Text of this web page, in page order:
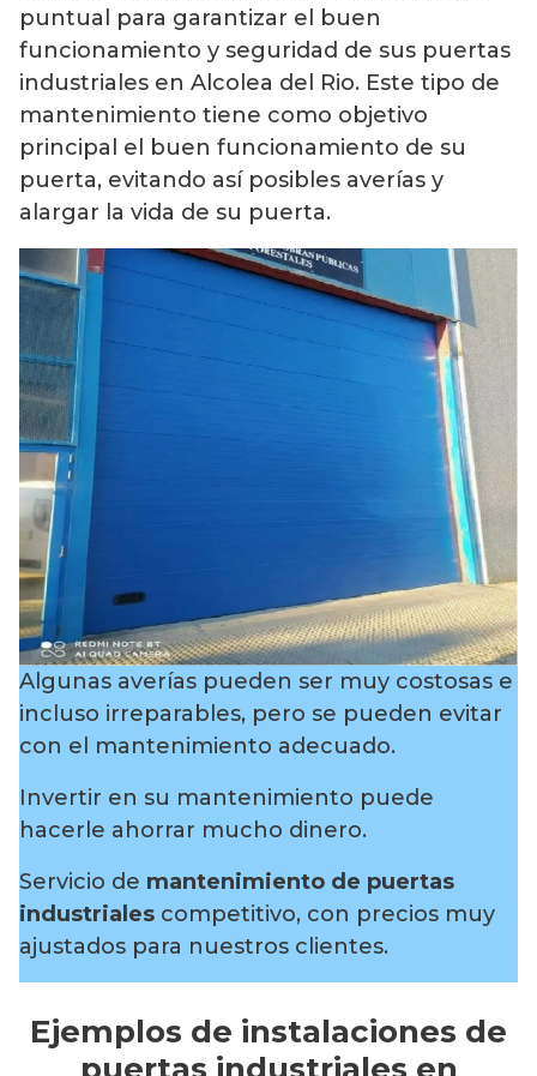
puntual para garantizar el buen
funcionamiento y seguridad de sus puertas
industriales en Alcolea del Rio. Este tipo de
mantenimiento tiene como objetivo
principal el buen funcionamiento de su
puerta, evitando así posibles averías y
alargar la vida de su puerta.
Algunas averías pueden ser muy costosas e
incluso irreparables, pero se pueden evitar
con el mantenimiento adecuado.
Invertir en su mantenimiento puede
hacerle ahorrar mucho dinero.
Servicio de mantenimiento de puertas
industriales competitivo, con precios muy
ajustados para nuestros clientes.
Ejemplos de instalaciones de